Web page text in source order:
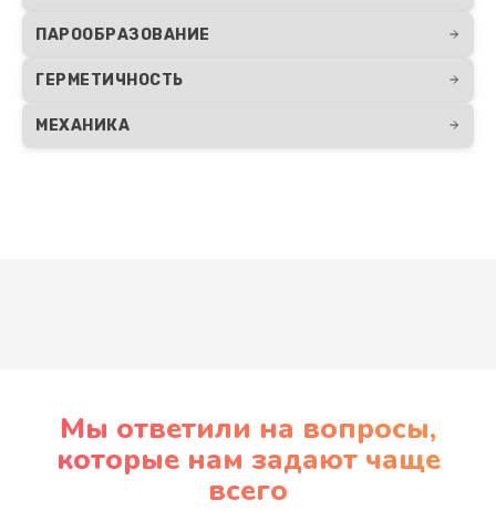
ПАРООБРАЗОВАНИЕ
ГЕРМЕТИЧНОСТЬ
МЕХАНИКА
Мы ответили на вопросы,
которые нам задают чаще
всего